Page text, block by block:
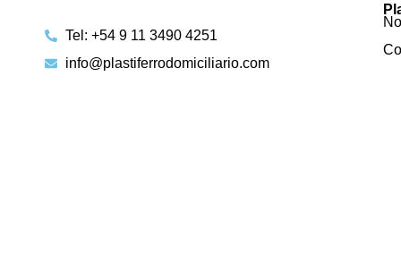
Tel: +54 9 11 3490 4251
info@plastiferrodomiciliario.com